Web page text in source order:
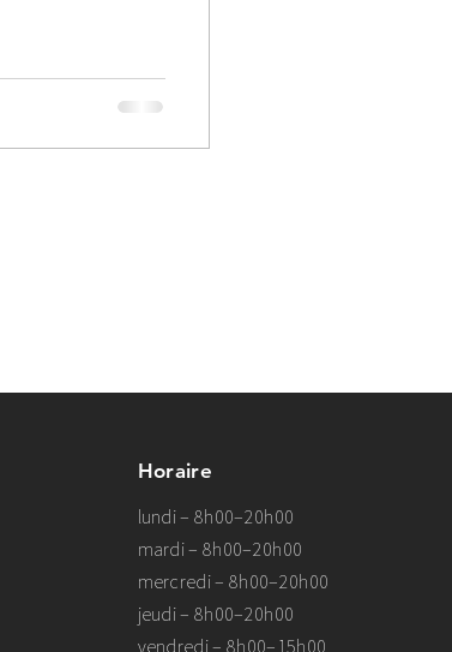
Horaire
lundi – 8h00–20h00
mardi – 8h00–20h00
mercredi – 8h00–20h00
jeudi – 8h00–20h00
vendredi – 8h00–15h00